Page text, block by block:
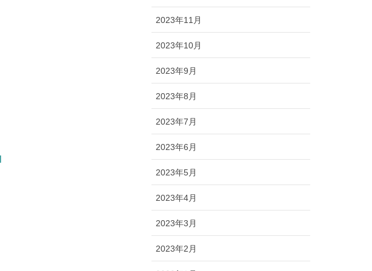
2023年11月
2023年10月
2023年9月
2023年8月
2023年7月
2023年6月
2023年5月
2023年4月
2023年3月
2023年2月